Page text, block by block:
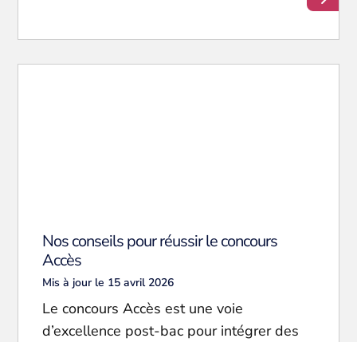
Nos conseils pour réussir le concours
Accès
Mis à jour le 15 avril 2026
Le concours Accès est une voie
d’excellence post-bac pour intégrer des